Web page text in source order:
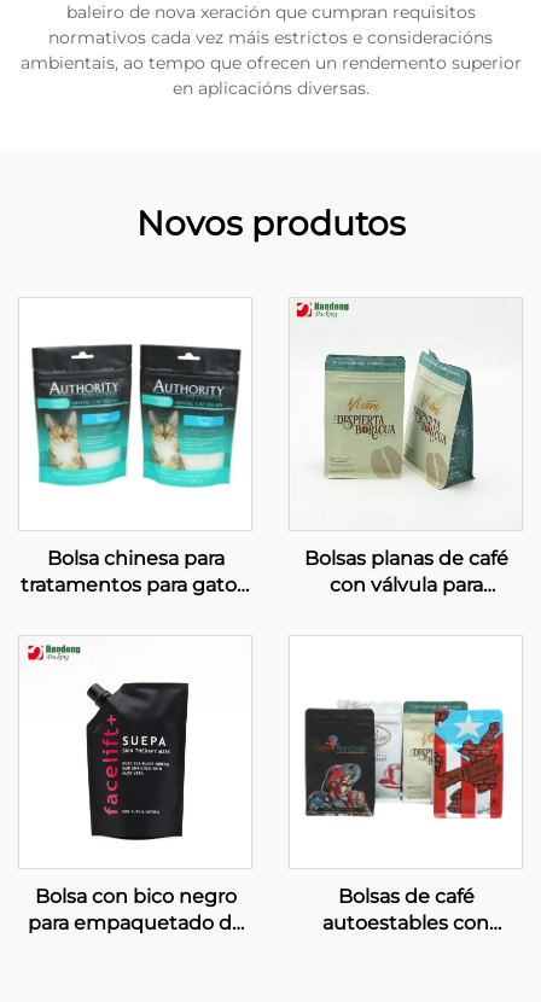
baleiro de nova xeración que cumpran requisitos
normativos cada vez máis estrictos e consideracións
ambientais, ao tempo que ofrecen un rendemento superior
en aplicacións diversas.
Novos produtos
Bolsa chinesa para
tratamentos para gatos,
resealable
Bolsas planas de café
con válvula para
café
Bolsa con bico negro
para empaquetado de
Bolsas de café
autoestables con